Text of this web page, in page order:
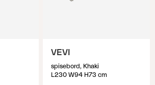
VEVI
spisebord, Khaki
L230 W94 H73 cm